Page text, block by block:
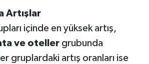
Artışlar
içinde en yüksek artış,
ve otellergrubunda
gruplardaki artış oranları ise